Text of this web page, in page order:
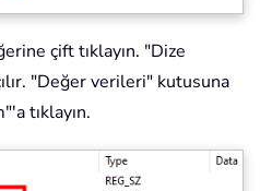
çift tıklayın. "Dize
"Değer verileri" kutusuna
tıklayın.